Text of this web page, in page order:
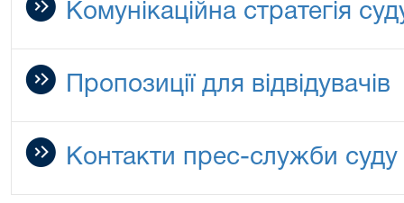
Комунікаційна стратегія
Пропозиції для відвідувачів
Контакти прес-служби суду